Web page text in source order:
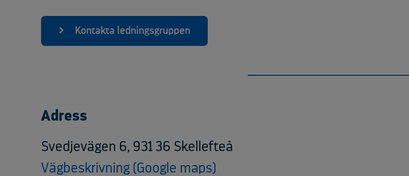
Kontakta ledningsgruppen
Adress
Svedjevägen 6, 931 36 Skellefteå
Vägbeskrivning (Google maps)